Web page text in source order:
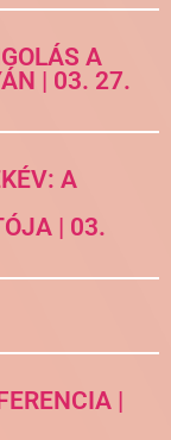
A
| 03. 27.
A
| 03.
|